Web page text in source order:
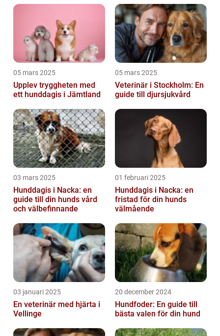
05 mars 2025
Upplev tryggheten med
ett hunddagis i Jämtland
05 mars 2025
Veterinär i Stockholm: En
guide till djursjukvård
03 mars 2025
Hunddagis i Nacka: en
guide till din hunds vård
och välbefinnande
01 februari 2025
Hunddagis i Nacka: en
fristad för din hunds
välmående
03 januari 2025
En veterinär med hjärta i
Vellinge
20 december 2024
Hundfoder: En guide till
bästa valen för din hund